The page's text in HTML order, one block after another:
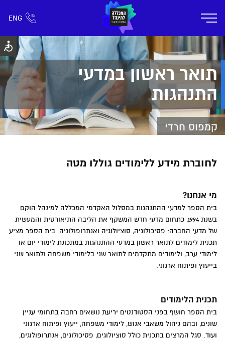
ENG
חפש כל דבר רישום ומידע אזור אישי
אודות תוכניות הלימוד קמפוס דימונה חיי
תואר ראשון במדעי
התנהגות
קמפוס חרדי
לחוברת מידע ללימודים גוללו מטה
מי אנחנו?
בית הספר למדעי ההתנהגות במסלול האקדמי המכללה למינהל הוקם
בשנת 1994, כתחום מדעי חדש המשקף את הליבה התיאורטית והמעשית
של מדעי החברה: פסיכולוגיה, סוציולוגיה ואנתרופולוגיה. בית הספר מציע
תכנית לימודים לתואר ראשון במדעי ההתנהגות במתכונת לימודי יום או
לימודי ערב, ולימודים מתקדמים לתואר שני בלימודי משפחה ולתואר שני
בייעוץ ופיתוח ארגוני.
תכנית הלימודים
בית הספר חושף בפני הסטודנטים יריעת נושאים רחבה בתחומי עניין
שונים, ובהם ניהול משאבי אנוש, לימודי משפחה, ייעוץ ופיתוח ארגוני
ועוד. סגל המרצים בתכנית כולל סוציולוגים, פסיכולוגים, אנתרופולוגים,